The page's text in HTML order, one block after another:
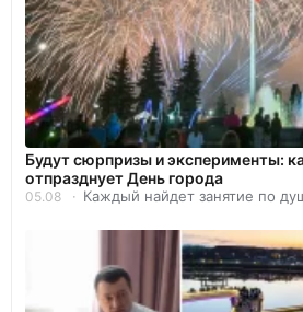
Будут сюрпризы и эксперименты:
отпразднует День города
05.08 Каждый найдет занятие по